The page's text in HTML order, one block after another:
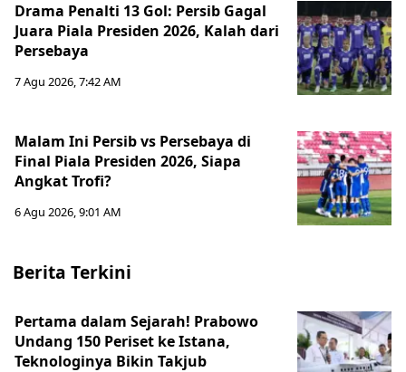
Drama Penalti 13 Gol: Persib Gagal
Juara Piala Presiden 2026, Kalah dari
Persebaya
7 Agu 2026, 7:42 AM
Malam Ini Persib vs Persebaya di
Final Piala Presiden 2026, Siapa
Angkat Trofi?
6 Agu 2026, 9:01 AM
Berita Terkini
Pertama dalam Sejarah! Prabowo
Undang 150 Periset ke Istana,
Teknologinya Bikin Takjub